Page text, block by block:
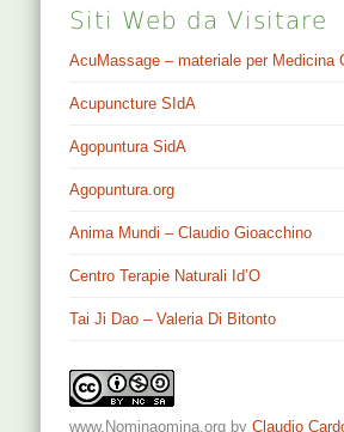
Siti Web da Visitare
AcuMassage – materiale per Medicina
Acupuncture SIdA
Agopuntura SidA
Agopuntura.org
Anima Mundi – Claudio Gioacchino
Centro Terapie Naturali Id’O
Tai Ji Dao – Valeria Di Bitonto
www.Nominaomina.org byClaudio